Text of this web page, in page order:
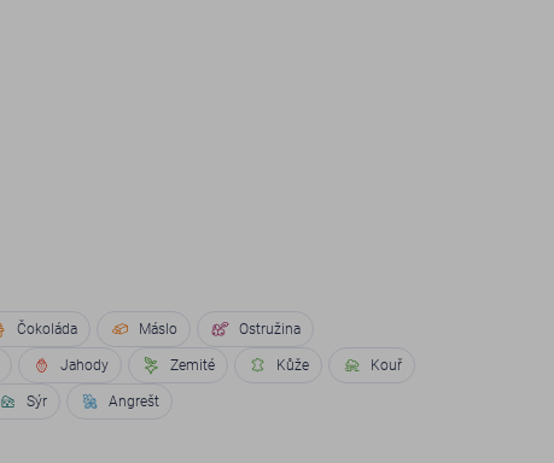
Čokoláda Máslo Ostružina
Jahody Zemité Kůže Kouř
Sýr Angrešt